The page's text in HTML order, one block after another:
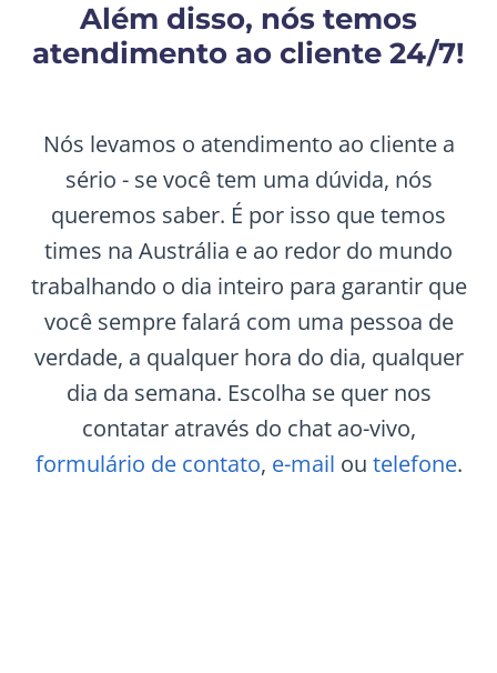
Além disso, nós temos
atendimento ao cliente 24/7!
Nós levamos o atendimento ao cliente a
sério - se você tem uma dúvida, nós
queremos saber. É por isso que temos
times na Austrália e ao redor do mundo
trabalhando o dia inteiro para garantir que
você sempre falará com uma pessoa de
verdade, a qualquer hora do dia, qualquer
dia da semana. Escolha se quer nos
contatar através do chat ao-vivo,
formulário de contato, e-mail ou telefone.